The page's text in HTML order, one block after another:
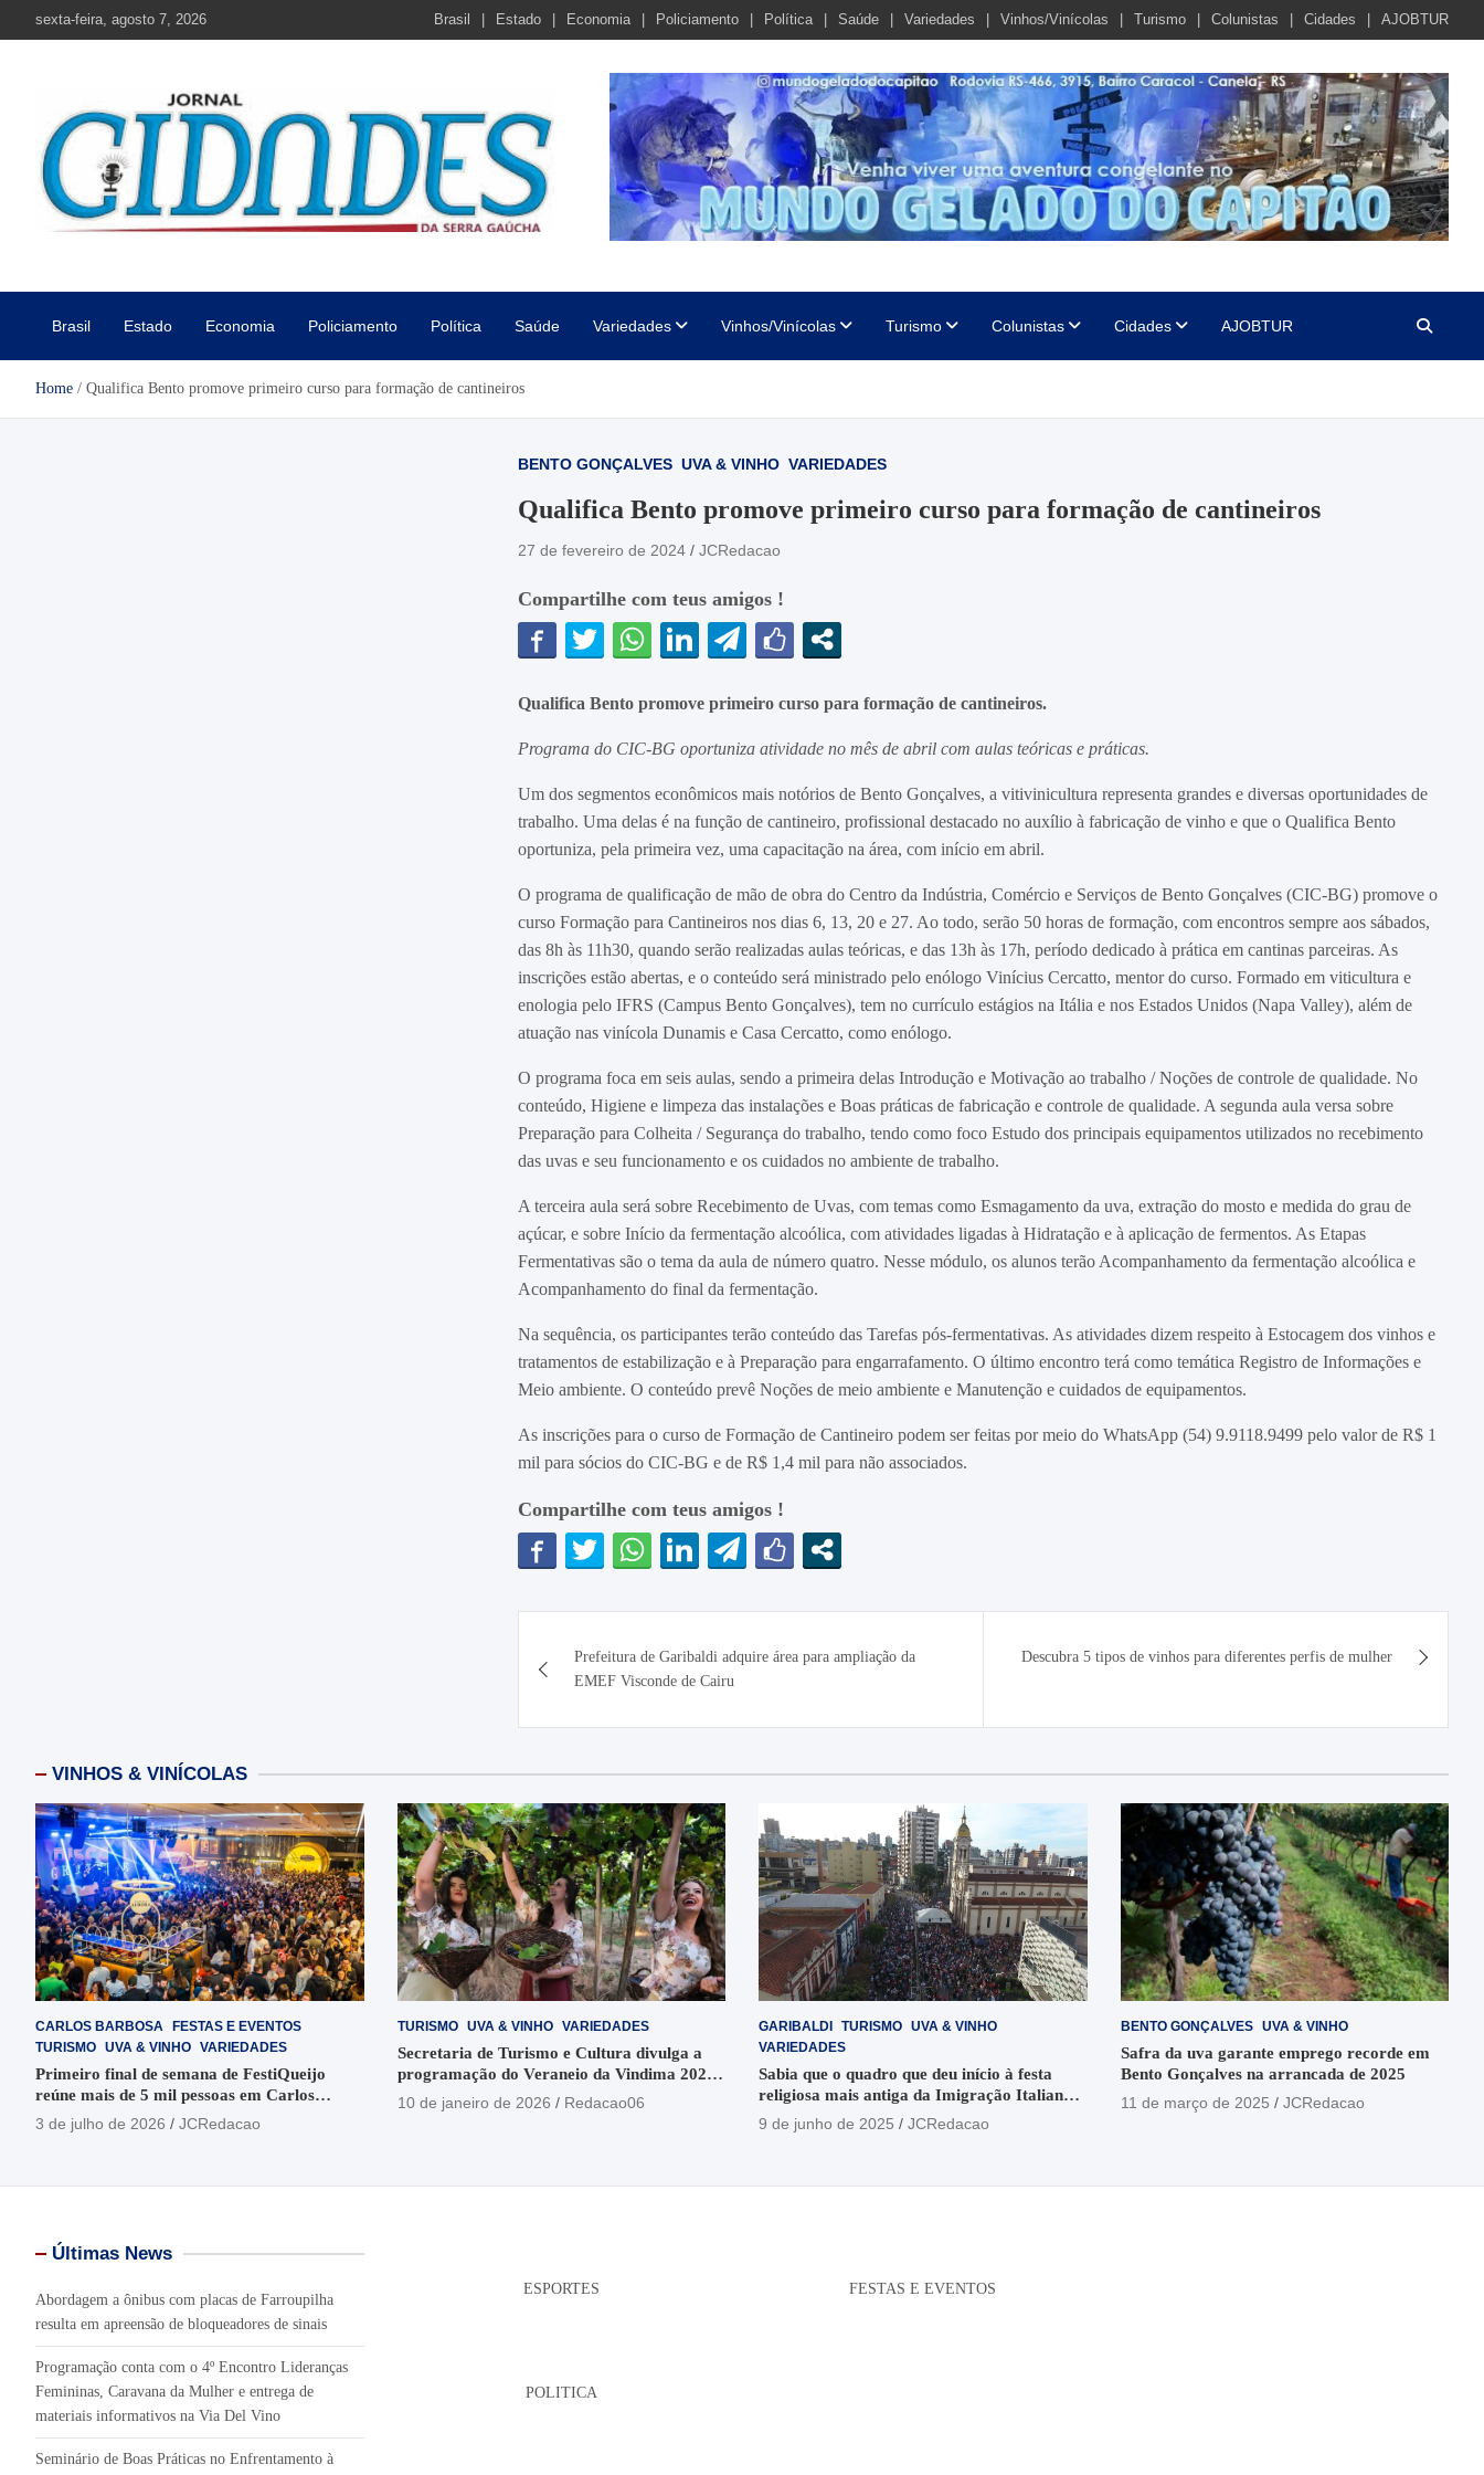
sexta-feira, agosto 7, 2026 Brasil Estado Economia Policiamento Política Saúde Variedades Vinhos/Vinícolas Turismo Colunistas Cidades AJOBTUR
Brasil Estado Economia Policiamento Política Saúde Variedades Vinhos/Vinícolas Turismo Colunistas Cidades AJOBTUR
Home Qualifica Bento promove primeiro curso para formação de cantineiros
BENTO GONÇALVES UVA & VINHO VARIEDADES
Qualifica Bento promove primeiro curso para formação de cantineiros
27 de fevereiro de 2024 JCRedacao
Compartilhe com teus amigos !
Qualifica Bento promove primeiro curso para formação de cantineiros.
Programa do CIC-BG oportuniza atividade no mês de abril com aulas teóricas e práticas.
Um dos segmentos econômicos mais notórios de Bento Gonçalves, a vitivinicultura representa grandes e diversas oportunidades de
trabalho. Uma delas é na função de cantineiro, profissional destacado no auxílio à fabricação de vinho e que o Qualifica Bento
oportuniza, pela primeira vez, uma capacitação na área, com início em abril.
O programa de qualificação de mão de obra do Centro da Indústria, Comércio e Serviços de Bento Gonçalves (CIC-BG) promove o
curso Formação para Cantineiros nos dias 6, 13, 20 e 27. Ao todo, serão 50 horas de formação, com encontros sempre aos sábados,
das 8h às 11h30, quando serão realizadas aulas teóricas, e das 13h às 17h, período dedicado à prática em cantinas parceiras. As
inscrições estão abertas, e o conteúdo será ministrado pelo enólogo Vinícius Cercatto, mentor do curso. Formado em viticultura e
enologia pelo IFRS (Campus Bento Gonçalves), tem no currículo estágios na Itália e nos Estados Unidos (Napa Valley), além de
atuação nas vinícola Dunamis e Casa Cercatto, como enólogo.
O programa foca em seis aulas, sendo a primeira delas Introdução e Motivação ao trabalho / Noções de controle de qualidade. No
conteúdo, Higiene e limpeza das instalações e Boas práticas de fabricação e controle de qualidade. A segunda aula versa sobre
Preparação para Colheita / Segurança do trabalho, tendo como foco Estudo dos principais equipamentos utilizados no recebimento
das uvas e seu funcionamento e os cuidados no ambiente de trabalho.
A terceira aula será sobre Recebimento de Uvas, com temas como Esmagamento da uva, extração do mosto e medida do grau de
açúcar, e sobre Início da fermentação alcoólica, com atividades ligadas à Hidratação e à aplicação de fermentos. As Etapas
Fermentativas são o tema da aula de número quatro. Nesse módulo, os alunos terão Acompanhamento da fermentação alcoólica e
Acompanhamento do final da fermentação.
Na sequência, os participantes terão conteúdo das Tarefas pós-fermentativas. As atividades dizem respeito à Estocagem dos vinhos e
tratamentos de estabilização e à Preparação para engarrafamento. O último encontro terá como temática Registro de Informações e
Meio ambiente. O conteúdo prevê Noções de meio ambiente e Manutenção e cuidados de equipamentos.
As inscrições para o curso de Formação de Cantineiro podem ser feitas por meio do WhatsApp (54) 9.9118.9499 pelo valor de R$ 1
mil para sócios do CIC-BG e de R$ 1,4 mil para não associados.
Compartilhe com teus amigos !
de
Post
Prefeitura de Garibaldi adquire área para ampliação da
EMEF Visconde de Cairu
Descubra 5 tipos de vinhos para diferentes perfis de mulher
VINHOS & VINÍCOLAS
CARLOS BARBOSA
FESTAS E EVENTOS
TURISMO UVA & VINHO VARIEDADES
Primeiro final de semana de FestiQueijo
reúne mais de 5 mil pessoas em Carlos
Barbosa
3 de julho de 2026 JCRedacao
TURISMO UVA & VINHO VARIEDADES
Secretaria de Turismo e Cultura divulga a
programação do Veraneio da Vindima 2026
em Garibaldi
10 de janeiro de 2026 Redacao06
GARIBALDI TURISMO UVA & VINHO
VARIEDADES
Sabia que o quadro que deu início à festa
religiosa mais antiga da Imigração Italiana
está no Santuário Santo Antônio
9 de junho de 2025 JCRedacao
BENTO GONÇALVES UVA & VINHO
Safra da uva garante emprego recorde em
Bento Gonçalves na arrancada de 2025
11 de março de 2025
JCRedacao
Últimas News
Abordagem a ônibus com placas de Farroupilha
resulta em apreensão de bloqueadores de sinais
Programação conta com o 4º Encontro Lideranças
Femininas, Caravana da Mulher e entrega de
materiais informativos na Via Del Vino
Seminário de Boas Práticas no Enfrentamento à
ESPORTES
POLITICA
FESTAS E EVENTOS